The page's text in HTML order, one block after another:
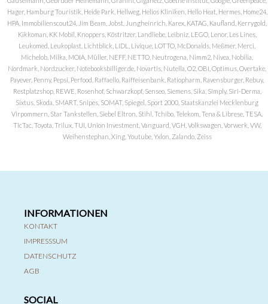
Hager, Hamburg Touristik, Heide Park, Hellweg, Helios Kliniken, Hello Heat, Hermes, Home24,
HPA, Immobilienscout24, Jim Beam, Jobst, Jungheinrich, Karex, KATAG, Kaufland, Kerrygold,
Kikkoman, KK Mobil, Knoppers, Köstritzer, Landliebe, Leibniz, LEGO, Lenor, Les Lines,
Leukomed, Leukoplast, Lichtblick, LIDL, Livique, LOTTO, McDonalds, Meßmer, Merci,
Michelob, Milka, MOIA, Müller, NEFF, NETTO, Neutrogena, Nimm2, Nivea, Nobilia,
Nordmark, Nordzucker, Notebooksbilliger.de, Novartis, Nutella, O2, OBI, Optimus, Overtake,
Payever, Penny, Pepsi, Perfood, Raffaello, Raiffeisenbank, Ratiopharm, Ravensburger, Rebuy,
Restplatzshop, REWE, Rosenhof, Schwarzkopf, Senseo, Siemens, Sika, Simply, Siri-Derma,
Sixtus, Skoda, SMART, Snipes, SOMAT, Spiegel, Sport 2000, Staatskanzlei Mecklenburg
Virpommern, Star Tankstellen, Siebel Eltron, Stihl, Tchibo, Telekom, Tena & Librese, TESA,
TicTac, Toyota, Trilux, TUI, Union Investment, Vanguard, VGH, Volkswagen, Vorwerk, VW,
Weihenstephan, Xing, Youtube, Yxlon, Zalando, Zeiss
INFORMATIONEN
KONTAKT
IMPRESSSUM
DATENSCHUTZ
AGB
SOCIAL